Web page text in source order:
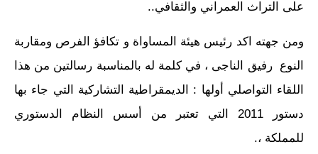
على التراث العمراني والثقافي..
ومن جهته اكد رئيس هيئة المساواة و تكافؤ الفرص ومقاربة
النوع رفيق الناجى ، في كلمة له بالمناسبة رسالتين من هذا
اللقاء التواصلي أولها : الديمقراطية التشاركية التي جاء بها
دستور 2011 التي تعتبر من أسس النظام الدستوري
للمملكة ،.